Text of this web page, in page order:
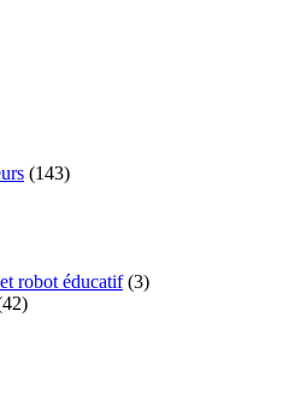
(143)
robot éducatif(3)